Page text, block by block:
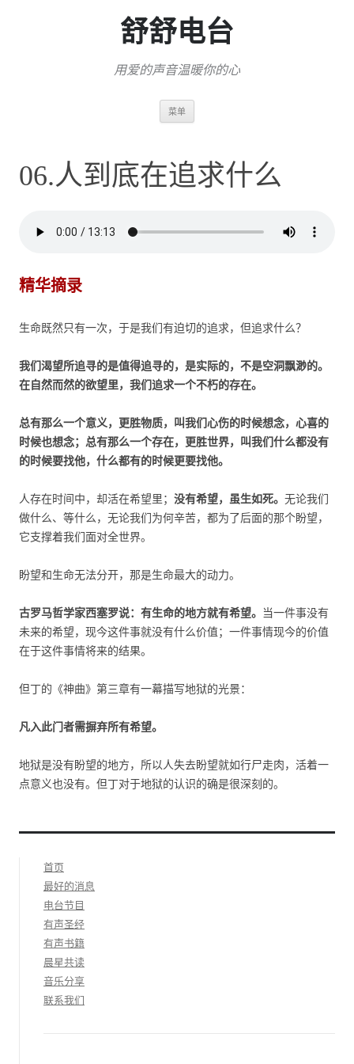
舒舒电台
用爱的声音温暖你的心
菜单
06.人到底在追求什么
精华摘录
生命既然只有一次，于是我们有迫切的追求，但追求什么？
我们渴望所追寻的是值得追寻的，是实际的，不是空洞飘渺的。
在自然而然的欲望里，我们追求一个不朽的存在。
总有那么一个意义，更胜物质，叫我们心伤的时候想念，心喜的
时候也想念；总有那么一个存在，更胜世界，叫我们什么都没有
的时候要找他，什么都有的时候更要找他。
人存在时间中，却活在希望里； 没有希望，虽生如死。 无论我们
做什么、等什么，无论我们为何辛苦，都为了后面的那个盼望，
它支撑着我们面对全世界。
盼望和生命无法分开，那是生命最大的动力。
古罗马哲学家西塞罗说：有生命的地方就有希望。 当一件事没有
未来的希望，现今这件事就没有什么价值；一件事情现今的价值
在于这件事情将来的结果。
但丁的《神曲》第三章有一幕描写地狱的光景：
凡入此门者需摒弃所有希望。
地狱是没有盼望的地方，所以人失去盼望就如行尸走肉，活着一
点意义也没有。但丁对于地狱的认识的确是很深刻的。
首页
最好的消息
电台节目
有声圣经
有声书籍
晨星共读
音乐分享
联系我们